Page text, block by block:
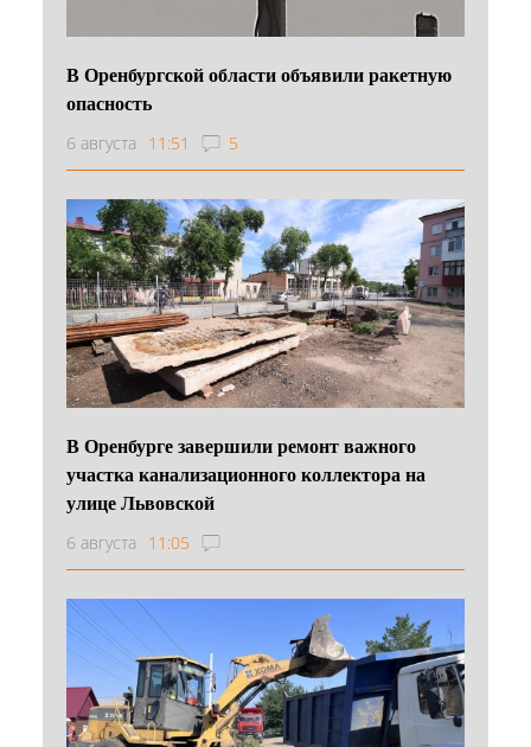
В Оренбургской области объявили ракетную
опасность
6 августа 11:51 5
В Оренбурге завершили ремонт важного
участка канализационного коллектора на
улице Львовской
6 августа 11:05